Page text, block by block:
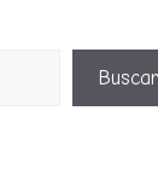
Buscar